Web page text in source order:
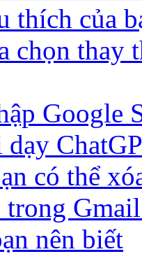
thích của
chọn thay
Google
dạy
có thể
trong
nên biết